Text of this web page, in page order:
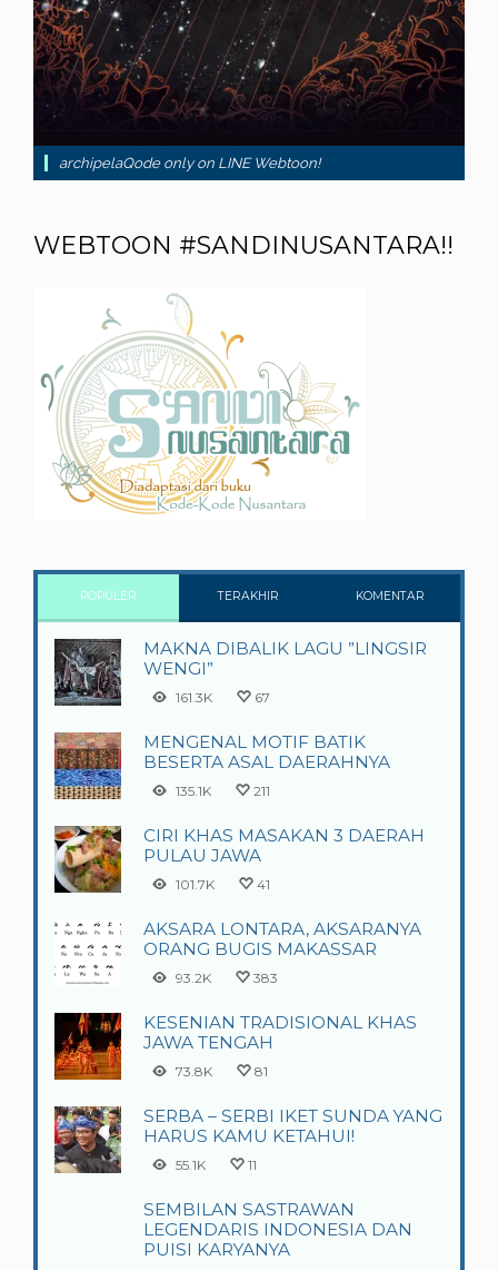
archipelaQode only on LINE Webtoon!
WEBTOON #SANDINUSANTARA!!
POPULER TERAKHIR KOMENTAR
MAKNA DIBALIK LAGU ”LINGSIR
WENGI”
161.3K 67
MENGENAL MOTIF BATIK
BESERTA ASAL DAERAHNYA
135.1K 211
CIRI KHAS MASAKAN 3 DAERAH
PULAU JAWA
101.7K 41
AKSARA LONTARA, AKSARANYA
ORANG BUGIS MAKASSAR
93.2K 383
KESENIAN TRADISIONAL KHAS
JAWA TENGAH
73.8K 81
SERBA – SERBI IKET SUNDA YANG
HARUS KAMU KETAHUI!
55.1K 11
SEMBILAN SASTRAWAN
LEGENDARIS INDONESIA DAN
PUISI KARYANYA